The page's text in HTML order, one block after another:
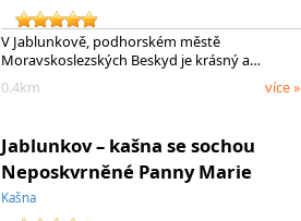
V Jablunkově, podhorském městě
Moravskoslezských Beskyd je krásný a…
0.4km
více »
Jablunkov – kašna se sochou
Neposkvrněné Panny Marie
Kašna